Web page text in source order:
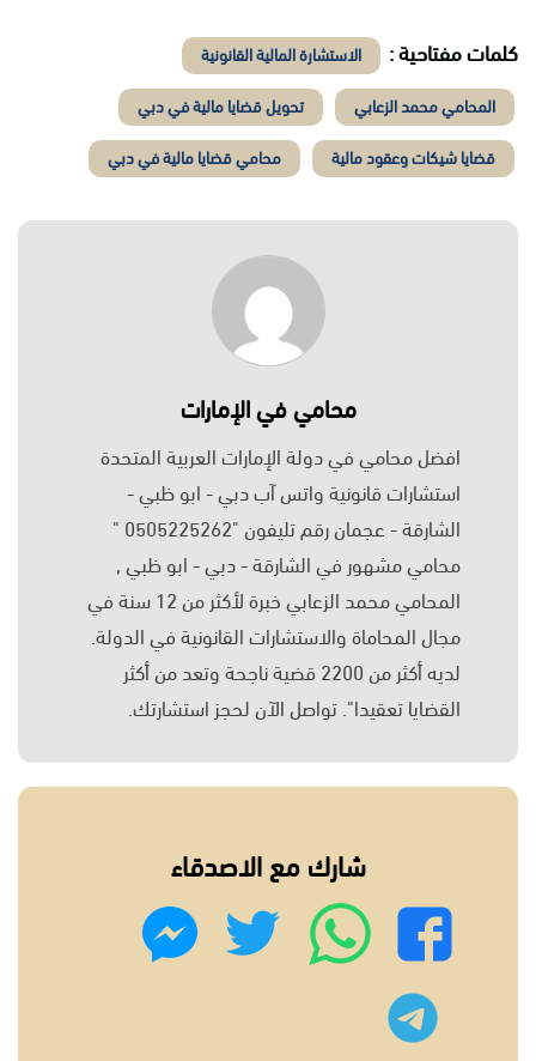
كلمات مفتاحية : الاستشارة المالية القانونية
المحامي محمد الزعابي تحويل قضايا مالية في دبي
قضايا شيكات وعقود مالية محامي قضايا مالية في دبي
محامي في الإمارات
افضل محامي في دولة الإمارات العربية المتحدة
استشارات قانونية واتس آب دبي - ابو ظبي -
الشارقة - عجمان رقم تليفون "0505225262 "
محامي مشهور في الشارقة - دبي - ابو ظبي ,
المحامي محمد الزعابي خبرة لأكثر من 12 سنة في
مجال المحاماة والاستشارات القانونية في الدولة.
لديه أكثر من 2200 قضية ناجحة وتعد من أكثر
القضايا تعقيدا". تواصل الآن لحجز استشارتك.
شارك مع الاصدقاء
فيسبوك
واتساب تويتر